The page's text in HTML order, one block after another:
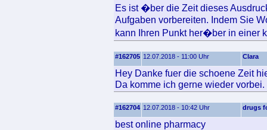
Es ist �ber die Zeit dieses
Aufgaben vorbereiten. Indem Sie
kann Ihren Punkt her�ber in einer
#162705 12.07.2018 - 11:00 Uhr Clara
Hey Danke fuer die schoene Zeit
Da komme ich gerne wieder vorbei.
#162704 12.07.2018 - 10:42 Uhr drugs
best online pharmacy